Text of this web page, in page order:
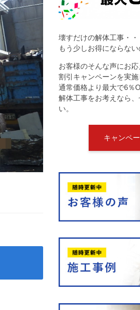
壊すだけの解体工事・・
もう少しお得にならない
お客様のそんな声にお
割引キャンペーンを実施
通常価格より最大で6％
解体工事をお考えなら
い。
キャンペ